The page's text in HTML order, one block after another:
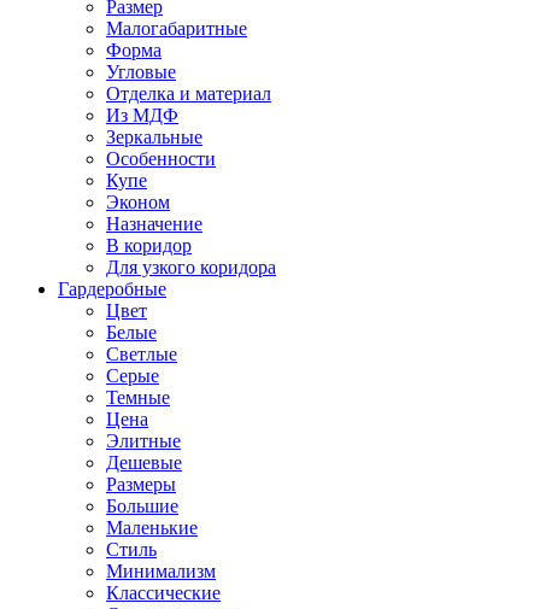
Размер
Малогабаритные
Форма
Угловые
Отделка и материал
Из МДФ
Зеркальные
Особенности
Купе
Эконом
Назначение
В коридор
Для узкого коридора
Гардеробные
Цвет
Белые
Светлые
Серые
Темные
Цена
Элитные
Дешевые
Размеры
Большие
Маленькие
Стиль
Минимализм
Классические